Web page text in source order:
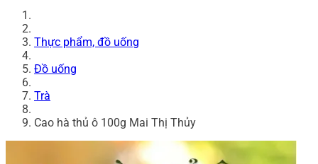
Thực phẩm, đồ uống
Đồ uống
Trà
Cao hà thủ ô 100g Mai Thị Thủy